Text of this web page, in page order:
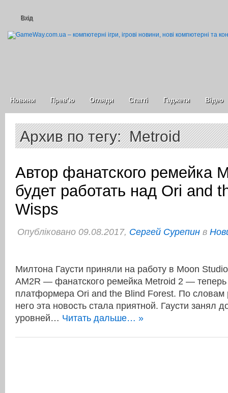
Вхід
Новини Прев’ю Огляди Статті Гаджети Відео
Архив по тегу: Metroid
Автор фанатского ремейка
будет работать над Ori and
Wisps
Опубліковано 09.08.2017, Сергей Сурепин в
Милтона Гаусти приняли на работу в Moon
AM2R — фанатского ремейка Metroid 2 — теперь
платформера Ori and the Blind Forest. По словам
него эта новость стала приятной. Гаусти занял
уровней… Читать дальше… »